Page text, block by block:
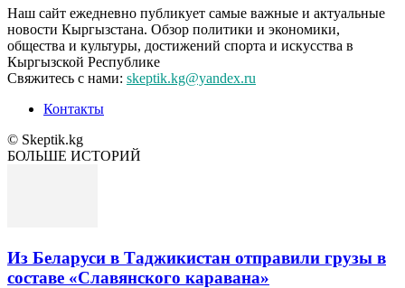
Наш сайт ежедневно публикует самые важные и актуальные
новости Кыргызстана. Обзор политики и экономики,
общества и культуры, достижений спорта и искусства в
Кыргызской Республике
Свяжитесь с нами: skeptik.kg@yandex.ru
Контакты
© Skeptik.kg
БОЛЬШЕ ИСТОРИЙ
Из Беларуси в Таджикистан отправили грузы в
составе «Славянского каравана»